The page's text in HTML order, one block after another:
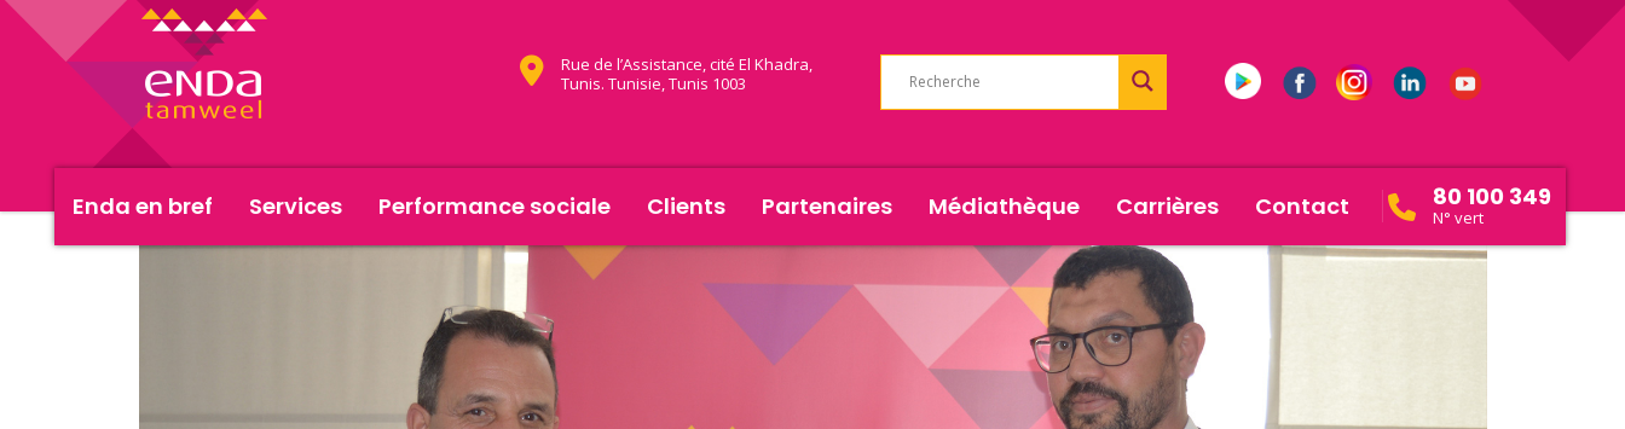
Rue de l’Assistance, cité El Khadra,
Tunis. Tunisie, Tunis 1003
Enda en bref Services Performance sociale Clients Partenaires Médiathèque Carrières Contact 80 100 349
N° vert